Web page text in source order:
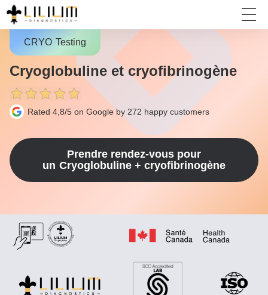
CRYO Testing
Cryoglobuline et cryofibrinogène
Rated 4,8/5 on Google by 272 happy customers
Prendre rendez-vous pour
un Cryoglobuline + cryofibrinogène